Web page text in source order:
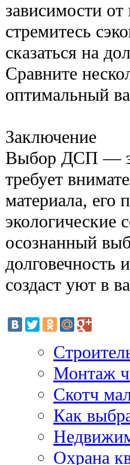
зависимости от
стремитесь
сказаться на
Сравните
оптимальный
Заключение
Выбор ДСП —
требует
материала, его
экологические
осознанный
долговечность
создаст уют в
Монтаж
Скотч
Как
Охрана